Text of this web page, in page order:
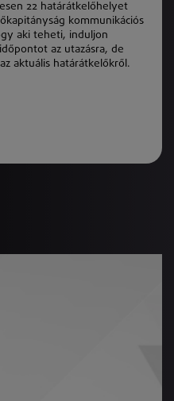
22 határátkelőhelyet
kommunikációs
aki teheti, induljon
az utazásra, de
aktuális határátkelőkről.